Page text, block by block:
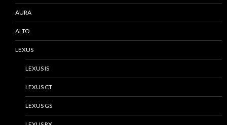
AURA
ALTO
LEXUS
LEXUS IS
LEXUS CT
LEXUS GS